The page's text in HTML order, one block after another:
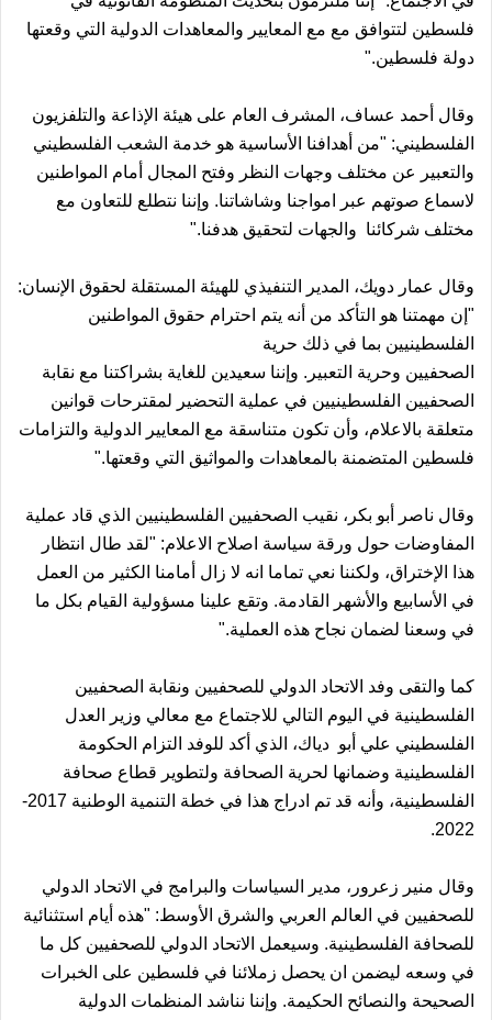
فلسطين لتتوافق مع مع المعايير والمعاهدات الدولية التي وقعتها
دولة فلسطين."
وقال أحمد عساف، المشرف العام على هيئة الإذاعة والتلفزيون
الفلسطيني: "من أهدافنا الأساسية هو خدمة الشعب الفلسطيني
والتعبير عن مختلف وجهات النظر وفتح المجال أمام المواطنين
لاسماع صوتهم عبر امواجنا وشاشاتنا. وإننا نتطلع للتعاون مع
مختلف شركائنا والجهات لتحقيق هدفنا."
وقال عمار دويك، المدير التنفيذي للهيئة المستقلة لحقوق الإنسان:
"إن مهمتنا هو التأكد من أنه يتم احترام حقوق المواطنين
الفلسطينيين بما في ذلك حرية
الصحفيين وحرية التعبير. وإننا سعيدين للغاية بشراكتنا مع نقابة
الصحفيين الفلسطينيين في عملية التحضير لمقترحات قوانين
متعلقة بالاعلام، وأن تكون متناسقة مع المعايير الدولية والتزامات
فلسطين المتضمنة بالمعاهدات والمواثيق التي وقعتها."
وقال ناصر أبو بكر، نقيب الصحفيين الفلسطينيين الذي قاد عملية
المفاوضات حول ورقة سياسة اصلاح الاعلام: "لقد طال انتظار
هذا الإختراق، ولكننا نعي تماما انه لا زال أمامنا الكثير من العمل
في الأسابيع والأشهر القادمة. وتقع علينا مسؤولية القيام بكل ما
في وسعنا لضمان نجاح هذه العملية."
كما والتقى وفد الاتحاد الدولي للصحفيين ونقابة الصحفيين
الفلسطينية في اليوم التالي للاجتماع مع معالي وزير العدل
الفلسطيني علي أبو دياك، الذي أكد للوفد التزام الحكومة
الفلسطينية وضمانها لحرية الصحافة ولتطوير قطاع صحافة
الفلسطينية، وأنه قد تم ادراج هذا في خطة التنمية الوطنية 2017-
2022.
وقال منير زعرور، مدير السياسات والبرامج في الاتحاد الدولي
للصحفيين في العالم العربي والشرق الأوسط: "هذه أيام استثنائية
للصحافة الفلسطينية. وسيعمل الاتحاد الدولي للصحفيين كل ما
في وسعه ليضمن ان يحصل زملائنا في فلسطين على الخبرات
الصحيحة والنصائح الحكيمة. وإننا نناشد المنظمات الدولية